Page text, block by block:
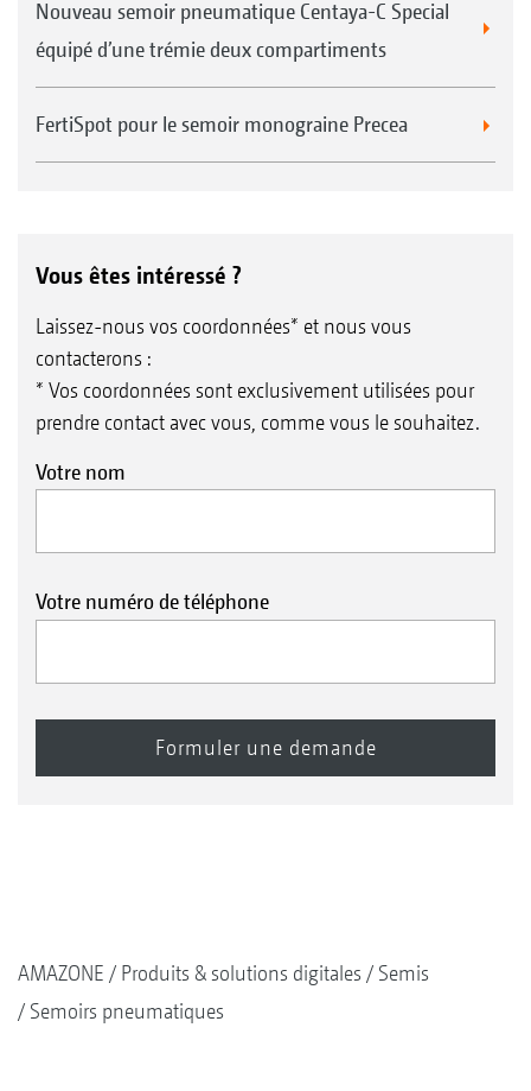
Nouveau semoir pneumatique Centaya-C Special
équipé d’une trémie deux compartiments
FertiSpot pour le semoir monograine Precea
Vous êtes intéressé ?
Laissez-nous vos coordonnées* et nous vous
contacterons :
* Vos coordonnées sont exclusivement utilisées pour
prendre contact avec vous, comme vous le souhaitez.
Votre nom
Votre numéro de téléphone
AMAZONE Produits & solutions digitales
Semis
Semoirs pneumatiques